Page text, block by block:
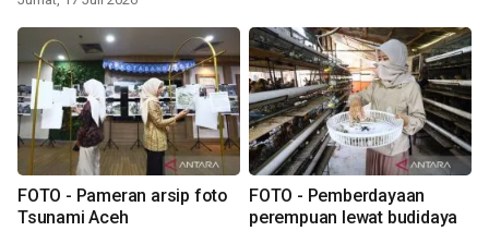
FOTO - Pameran arsip foto
Tsunami Aceh
FOTO - Pemberdayaan
perempuan lewat budidaya